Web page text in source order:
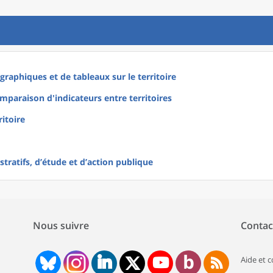
et de tableaux sur le territoire
d'indicateurs entre territoires
d’étude et d’action publique
Nous suivre
Aide et